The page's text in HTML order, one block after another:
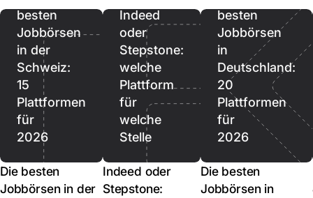
besten
Jobbörsen
in der
Schweiz:
15
Plattformen
für
2026
Die besten
Jobbörsen in der
Indeed
oder
Stepstone:
welche
Plattform
für
welche
Stelle
Indeed oder
Stepstone:
besten
Jobbörsen
in
Deutschland:
20
Plattformen
für
2026
Die besten
Jobbörsen in